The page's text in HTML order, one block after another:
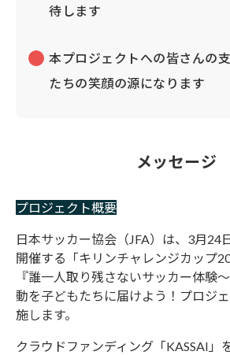
待します
本プロジェクトへの皆さんの
たちの笑顔の源になります
メッセージ
プロジェクト概要
日本サッカー協会（JFA）は、3月24
開催する「キリンチャレンジカップ
『誰一人取り残さないサッカー体験
動を子どもたちに届けよう！プロジ
施します。
クラウドファンディング「KASSAI」